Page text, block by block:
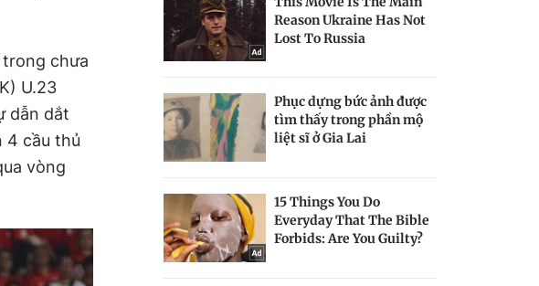
chưa
U.23
dẫn dắt
4 cầu thủ
vòng